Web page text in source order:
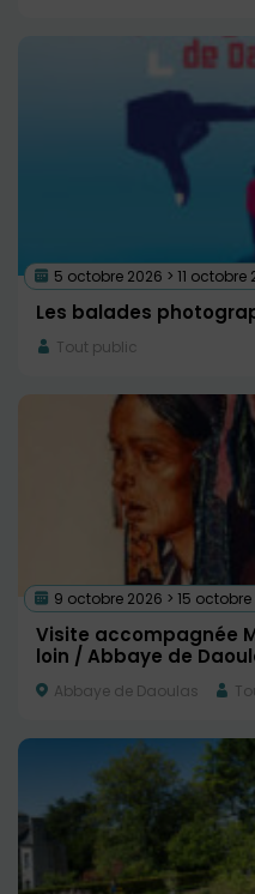
5 octobre 2026 > 11 octobre
Les balades
Tout public
9 octobre 2026 > 15 octobre
Visite accompagnée
loin / Abbaye de
Abbaye de Daoulas